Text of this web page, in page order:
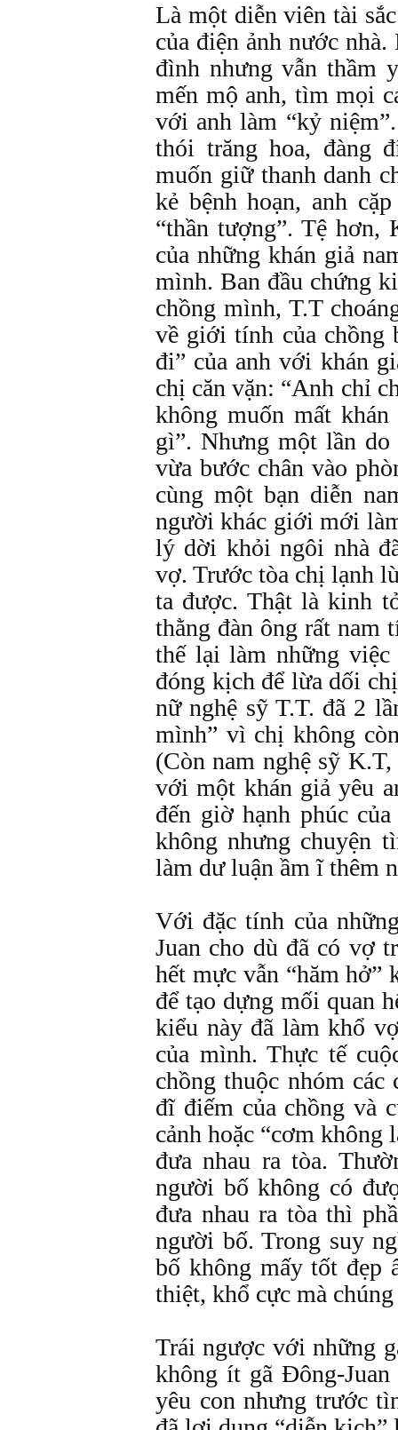
Là một diễn viên tài
của điện ảnh nước
đình nhưng vẫn thầm
mến mộ anh, tìm mọi
với anh làm “kỷ
thói trăng hoa, đàng
muốn giữ thanh danh
kẻ bệnh hoạn, anh
“thần tượng”. Tệ hơn,
của những khán giả
mình. Ban đầu chứng
chồng mình, T.T
về giới tính của chồng
đi” của anh với khán
chị căn vặn: “Anh chỉ
không muốn mất
gì”. Nhưng một lần do
vừa bước chân vào
cùng một bạn diễn
người khác giới mới
lý dời khỏi ngôi nhà
vợ. Trước tòa chị lạnh
ta được. Thật là kinh
thằng đàn ông rất nam
thế lại làm những
đóng kịch để lừa dối
nữ nghệ sỹ T.T. đã 2
mình” vì chị không
(Còn nam nghệ sỹ
với một khán giả yêu
đến giờ hạnh phúc
không nhưng chuyện
làm dư luận ầm ĩ thêm
Với đặc tính của
Juan cho dù đã có vợ
hết mực vẫn “hăm
để tạo dựng mối quan
kiểu này đã làm khổ
của mình. Thực tế
chồng thuộc nhóm
đĩ điếm của chồng và
cảnh hoặc “cơm không
đưa nhau ra tòa.
người bố không có
đưa nhau ra tòa thì
người bố. Trong suy
bố không mấy tốt đẹp
thiệt, khổ cực mà
Trái ngược với những
không ít gã Đông-
yêu con nhưng trước